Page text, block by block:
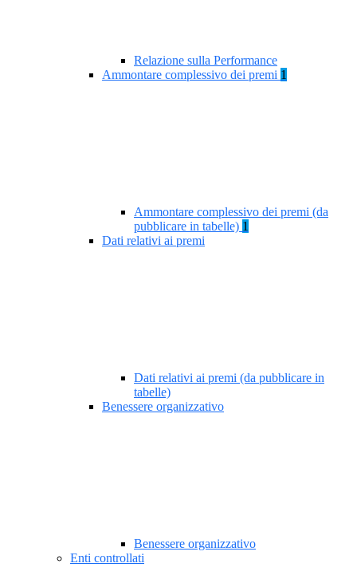
Relazione sulla Performance
Ammontare complessivo dei premi 1
Ammontare complessivo dei premi (da
pubblicare in tabelle) 1
Dati relativi ai premi
Dati relativi ai premi (da pubblicare in
tabelle)
Benessere organizzativo
Benessere organizzativo
Enti controllati